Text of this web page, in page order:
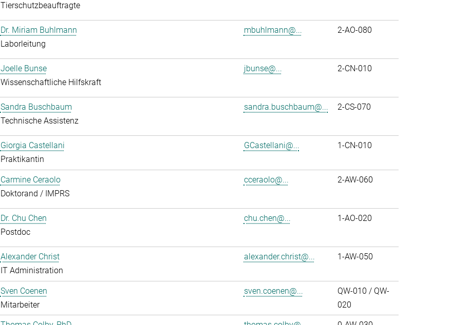
Tierschutzbeauftragte
Dr. Miriam Buhlmann
Laborleitung
mbuhlmann@... 2-AO-080
Joelle Bunse
Wissenschaftliche Hilfskraft
jbunse@... 2-CN-010
Sandra Buschbaum
Technische Assistenz
sandra.buschbaum@... 2-CS-070
Giorgia Castellani
Praktikantin
GCastellani@... 1-CN-010
Carmine Ceraolo
Doktorand / IMPRS
cceraolo@... 2-AW-060
Dr. Chu Chen
Postdoc
chu.chen@... 1-AO-020
Alexander Christ
IT Administration
alexander.christ@... 1-AW-050
Sven Coenen
Mitarbeiter
sven.coenen@...
QW-010 / QW-
020